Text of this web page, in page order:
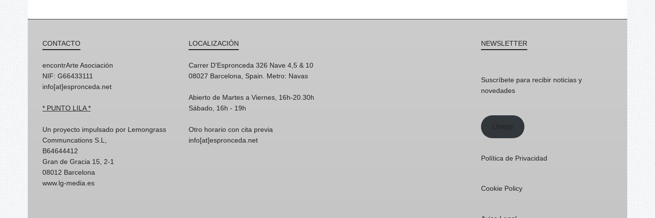
CONTACTO
encontrArte Asociación
NIF: G66433111
info[at]espronceda.net
* PUNTO LILA *
Un proyecto impulsado por Lemongrass
Communcations S.L,
B64644412
Gran de Gracia 15, 2-1
08012 Barcelona
www.lg-media.es
LOCALIZACIÓN
Carrer D'Espronceda 326 Nave 4,5 & 10
08027 Barcelona, Spain. Metro: Navas
Abierto de Martes a Viernes, 16h-20.30h
Sábado, 16h - 19h
Otro horario con cita previa
info[at]espronceda.net
NEWSLETTER
Suscríbete para recibir noticias y
novedades
Únete
Política de Privacidad
Cookie Policy